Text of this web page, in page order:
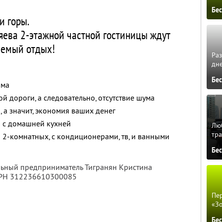
горы.
2-этажной частной гостиницы ждут
отдых!
дороги, а следовательно, отсутствие шума
а значит, экономия ваших денег
с домашней кухней
комнатных, с кондиционерами, тв, и ванными
предприниматель Тигранян Кристина
312236610300085